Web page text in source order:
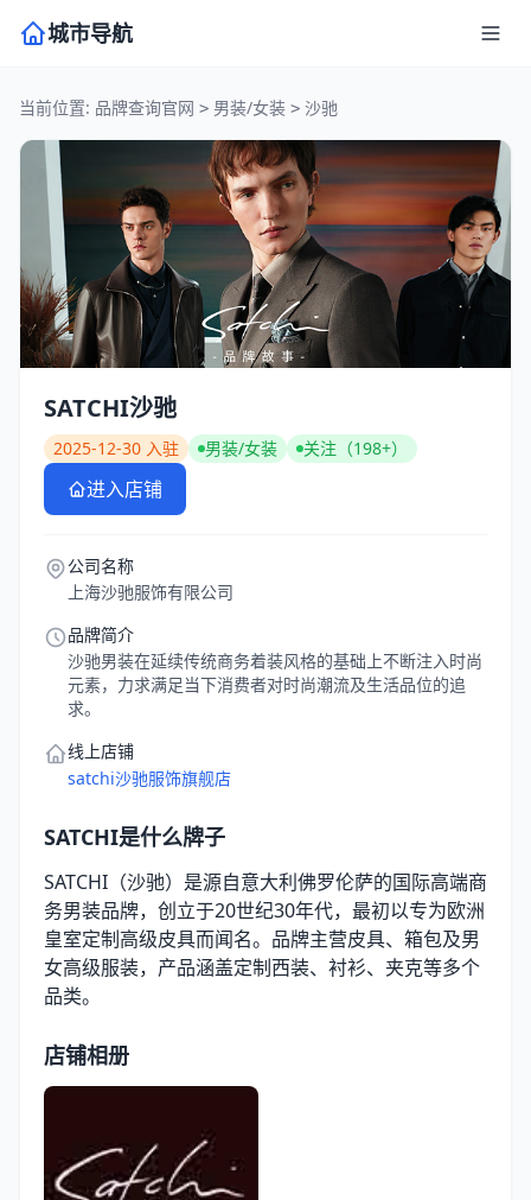
城市导航
当前位置: 品牌查询官网 > 男装/女装 > 沙驰
SATCHI沙驰
2025-12-30 入驻 男装/女装 关注（198+）
进入店铺
公司名称
上海沙驰服饰有限公司
品牌简介
沙驰男装在延续传统商务着装风格的基础上不断注入时尚
元素，力求满足当下消费者对时尚潮流及生活品位的追
求。
线上店铺
satchi沙驰服饰旗舰店
SATCHI是什么牌子
SATCHI（沙驰）是源自意大利佛罗伦萨的国际高端商
务男装品牌，创立于20世纪30年代，最初以专为欧洲
皇室定制高级皮具而闻名。品牌主营皮具、箱包及男
女高级服装，产品涵盖定制西装、衬衫、夹克等多个
品类。
店铺相册